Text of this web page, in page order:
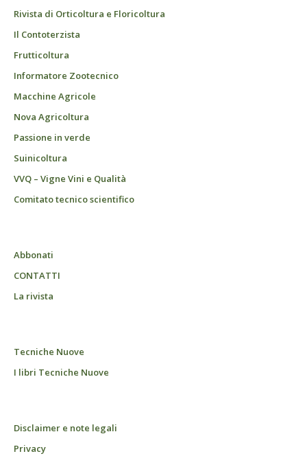
Rivista di Orticoltura e Floricoltura
Il Contoterzista
Frutticoltura
Informatore Zootecnico
Macchine Agricole
Nova Agricoltura
Passione in verde
Suinicoltura
VVQ – Vigne Vini e Qualità
Comitato tecnico scientifico
Abbonati
CONTATTI
La rivista
Tecniche Nuove
I libri Tecniche Nuove
Disclaimer e note legali
Privacy